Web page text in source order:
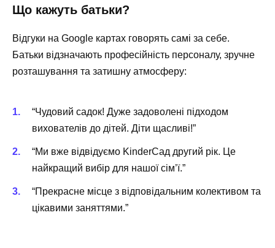
Що кажуть батьки?
Відгуки на Google картах говорять самі за себе.
Батьки відзначають професійність персоналу, зручне
розташування та затишну атмосферу:
“Чудовий садок! Дуже задоволені підходом
вихователів до дітей. Діти щасливі!”
“Ми вже відвідуємо KinderСад другий рік. Це
найкращий вибір для нашої сім’ї.”
“Прекрасне місце з відповідальним колективом та
цікавими заняттями.”